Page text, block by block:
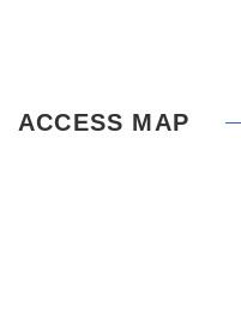
ACCESS MAP